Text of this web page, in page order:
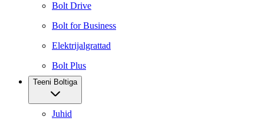
Bolt Drive
Bolt for Business
Elektrijalgrattad
Bolt Plus
Teeni Boltiga
Juhid